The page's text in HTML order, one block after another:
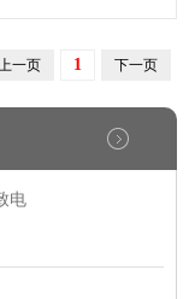
上一页 1 下一页
电